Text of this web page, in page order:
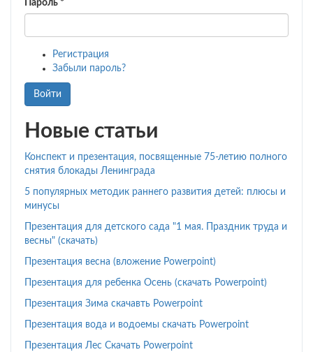
Пароль *
Регистрация
Забыли пароль?
Войти
Новые статьи
Конспект и презентация, посвященные 75-летию полного
снятия блокады Ленинграда
5 популярных методик раннего развития детей: плюсы и
минусы
Презентация для детского сада "1 мая. Праздник труда и
весны" (скачать)
Презентация весна (вложение Powerpoint)
Презентация для ребенка Осень (скачать Powerpoint)
Презентация Зима скачавть Powerpoint
Презентация вода и водоемы скачать Powerpoint
Презентация Лес Скачать Powerpoint